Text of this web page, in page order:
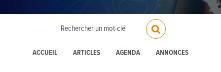
ACCUEIL ARTICLES AGENDA ANNONCES